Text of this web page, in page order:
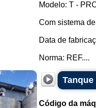
Modelo: T -
Com sistema
Data de
Norma: REF....
Código da